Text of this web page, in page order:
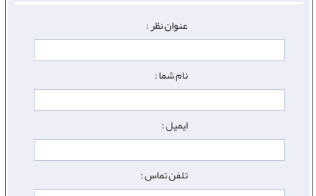
عنوان نظر :
نام شما :
ایمیل :
تلفن تماس :